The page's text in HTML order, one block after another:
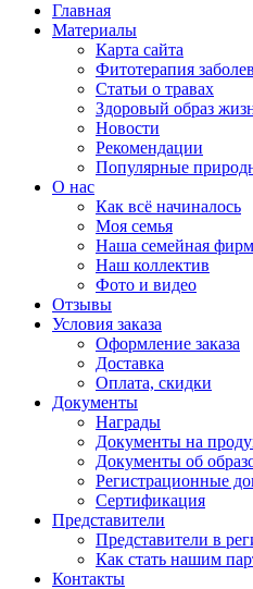
Главная
Материалы
Карта сайта
Фитотерапия
Статьи о травах
Здоровый образ
Новости
Рекомендации
Популярные
О нас
Как всё начиналось
Моя семья
Наша семейная
Наш коллектив
Фото и видео
Отзывы
Условия заказа
Оформление заказа
Доставка
Оплата, скидки
Документы
Награды
Документы на
Документы об
Регистрационные
Сертификация
Представители
Представители в
Как стать нашим
Контакты